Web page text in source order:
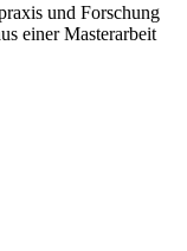
und Forschung
einer Masterarbeit